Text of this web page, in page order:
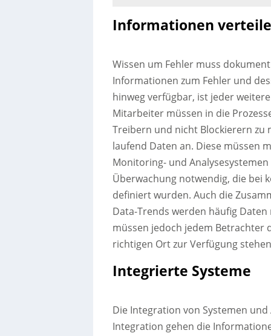
Informationen
Wissen um Fehler muss
Informationen zum Fehler und
hinweg verfügbar, ist jeder
Mitarbeiter müssen in die
Treibern und nicht Blockierern zu
laufend Daten an. Diese müssen
Monitoring- und
Überwachung notwendig, die bei
definiert wurden. Auch die
Data-Trends werden häufig
müssen jedoch jedem
richtigen Ort zur Verfügung
Integrierte Systeme
Die Integration von Systemen
Integration gehen die